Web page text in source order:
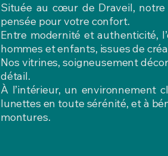
Située au cœur de Draveil,
pensée pour votre confort.
Entre modernité et authenticité,
hommes et enfants, issues de
Nos vitrines, soigneusement
détail.
À l’intérieur, un environnement
lunettes en toute sérénité, et à
montures.